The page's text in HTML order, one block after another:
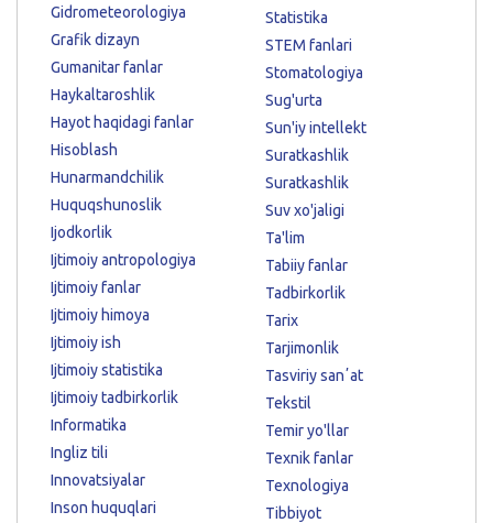
Gidrometeorologiya
Grafik dizayn
Gumanitar fanlar
Haykaltaroshlik
Hayot haqidagi fanlar
Hisoblash
Hunarmandchilik
Huquqshunoslik
Ijodkorlik
Ijtimoiy antropologiya
Ijtimoiy fanlar
Ijtimoiy himoya
Ijtimoiy ish
Ijtimoiy statistika
Ijtimoiy tadbirkorlik
Informatika
Ingliz tili
Innovatsiyalar
Inson huquqlari
Statistika
STEM fanlari
Stomatologiya
Sug'urta
Sun'iy intellekt
Suratkashlik
Suratkashlik
Suv xo'jaligi
Ta'lim
Tabiiy fanlar
Tadbirkorlik
Tarix
Tarjimonlik
Tasviriy sanʼat
Tekstil
Temir yo'llar
Texnik fanlar
Texnologiya
Tibbiyot